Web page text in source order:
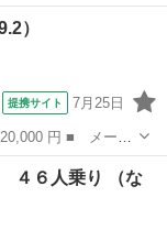
・グランドチェ
Ｄナビ、バック
ー （検9.2）
提携サイト 7月25日
グレード名： ■
ッション： ...
４６人乗り （な